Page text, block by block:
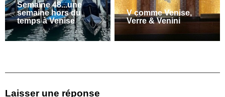
Semaine 48...une
semaine hors du
temps à Venise
V comme Venise,
Verre & Venini
Laisser une réponse